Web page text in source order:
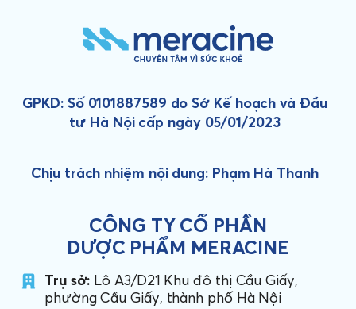
GPKD: Số 0101887589 do Sở Kế hoạch và Đầu
tư Hà Nội cấp ngày 05/01/2023
Chịu trách nhiệm nội dung: Phạm Hà Thanh
CÔNG TY CỔ PHẦN
DƯỢC PHẨM MERACINE
Trụ sở: Lô A3/D21 Khu đô thị Cầu Giấy,
phường Cầu Giấy, thành phố Hà Nội